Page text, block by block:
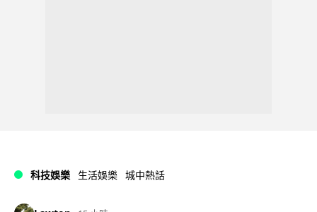
科技娛樂 生活娛樂 城中熱話